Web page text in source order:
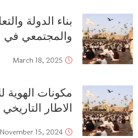
بناء الدولة
والمجتمعي في
March 18, 2025
مكونات الهوية
الاطار التاريخي
November 15, 2024